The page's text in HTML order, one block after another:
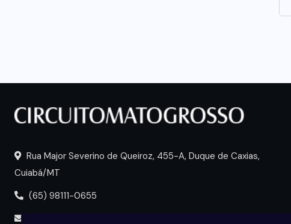
Rua Major Severino de Queiroz, 455-A, Duque de Caxias,
Cuiabá/MT
(65) 98111-0655